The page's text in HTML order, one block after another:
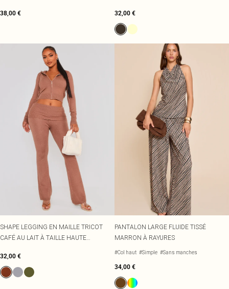
38,00 € 32,00 €
SHAPE LEGGING EN MAILLE TRICOT
CAFÉ AU LAIT À TAILLE HAUTE
32,00 €
PANTALON LARGE FLUIDE TISSÉ
MARRON À RAYURES
#Col haut #Simple #Sans manches
34,00 €